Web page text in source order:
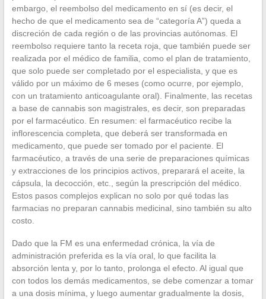
embargo, el reembolso del medicamento en sí (es decir, el
hecho de que el medicamento sea de “categoría A”) queda a
discreción de cada región o de las provincias autónomas. El
reembolso requiere tanto la receta roja, que también puede ser
realizada por el médico de familia, como el plan de tratamiento,
que solo puede ser completado por el especialista, y que es
válido por un máximo de 6 meses (como ocurre, por ejemplo,
con un tratamiento anticoagulante oral). Finalmente, las recetas
a base de cannabis son magistrales, es decir, son preparadas
por el farmacéutico. En resumen: el farmacéutico recibe la
inflorescencia completa, que deberá ser transformada en
medicamento, que puede ser tomado por el paciente. El
farmacéutico, a través de una serie de preparaciones químicas
y extracciones de los principios activos, preparará el aceite, la
cápsula, la decocción, etc., según la prescripción del médico.
Estos pasos complejos explican no solo por qué todas las
farmacias no preparan cannabis medicinal, sino también su alto
costo.
Dado que la FM es una enfermedad crónica, la vía de
administración preferida es la vía oral, lo que facilita la
absorción lenta y, por lo tanto, prolonga el efecto. Al igual que
con todos los demás medicamentos, se debe comenzar a tomar
a una dosis mínima, y luego aumentar gradualmente la dosis,